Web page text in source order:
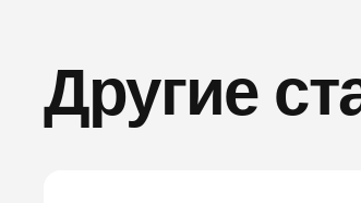
Другие